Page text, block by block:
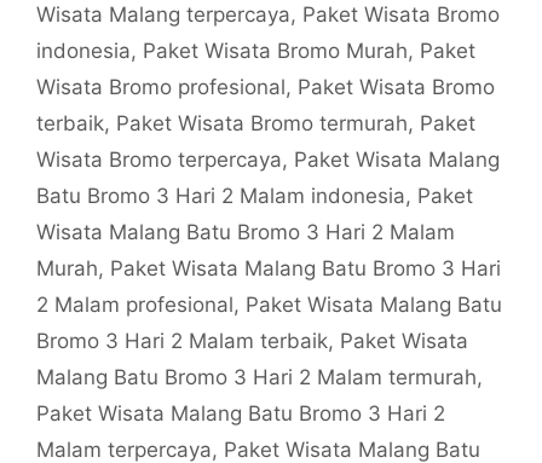
Wisata Malang terpercaya, Paket Wisata Bromo
indonesia, Paket Wisata Bromo Murah, Paket
Wisata Bromo profesional, Paket Wisata Bromo
terbaik, Paket Wisata Bromo termurah, Paket
Wisata Bromo terpercaya, Paket Wisata Malang
Batu Bromo 3 Hari 2 Malam indonesia, Paket
Wisata Malang Batu Bromo 3 Hari 2 Malam
Murah, Paket Wisata Malang Batu Bromo 3 Hari
2 Malam profesional, Paket Wisata Malang Batu
Bromo 3 Hari 2 Malam terbaik, Paket Wisata
Malang Batu Bromo 3 Hari 2 Malam termurah,
Paket Wisata Malang Batu Bromo 3 Hari 2
Malam terpercaya, Paket Wisata Malang Batu